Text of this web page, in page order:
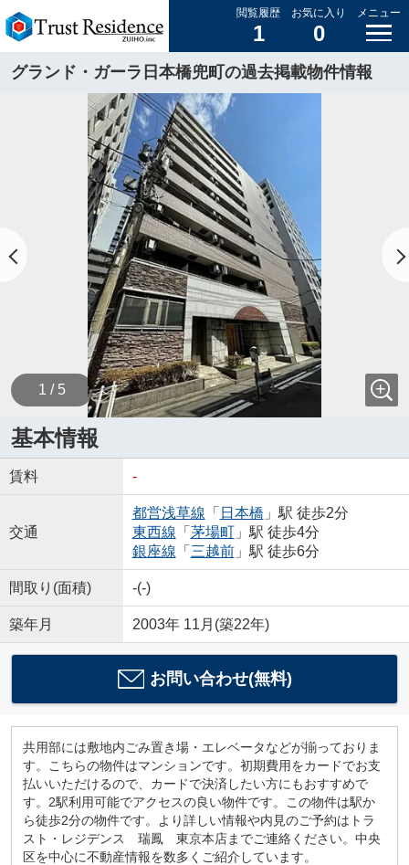
閲覧履歴
1
お気に入り
0
メニュー
グランド・ガーラ日本橋兜町の過去掲載物件情報
1 / 5
基本情報
賃料 -
交通
都営浅草線 「 日本橋 」駅 徒歩2分
東西線 「 茅場町」駅 徒歩4分
銀座線 「 三越前」駅 徒歩6分
間取り(面積) -(-)
築年月 2003年 11月(築22年)
お問い合わせ(無料)
共用部には敷地内ごみ置き場・エレベータなどが揃っておりま
す。こちらの物件はマンションです。初期費用をカードでお支
払いいただけるので、カードで決済したい方にもおすすめで
す。2駅利用可能でアクセスの良い物件です。この物件は駅か
ら徒歩2分の物件です。より詳しい情報や内見のご予約はトラ
スト・レジデンス 瑞鳳 東京本店までご連絡ください。中央
区を中心に不動産情報を数多くご紹介しています。